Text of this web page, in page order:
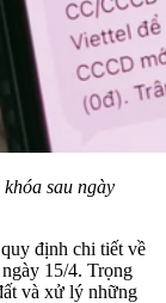
sau ngày
định chi tiết về
15/4. Trọng
và xử lý những